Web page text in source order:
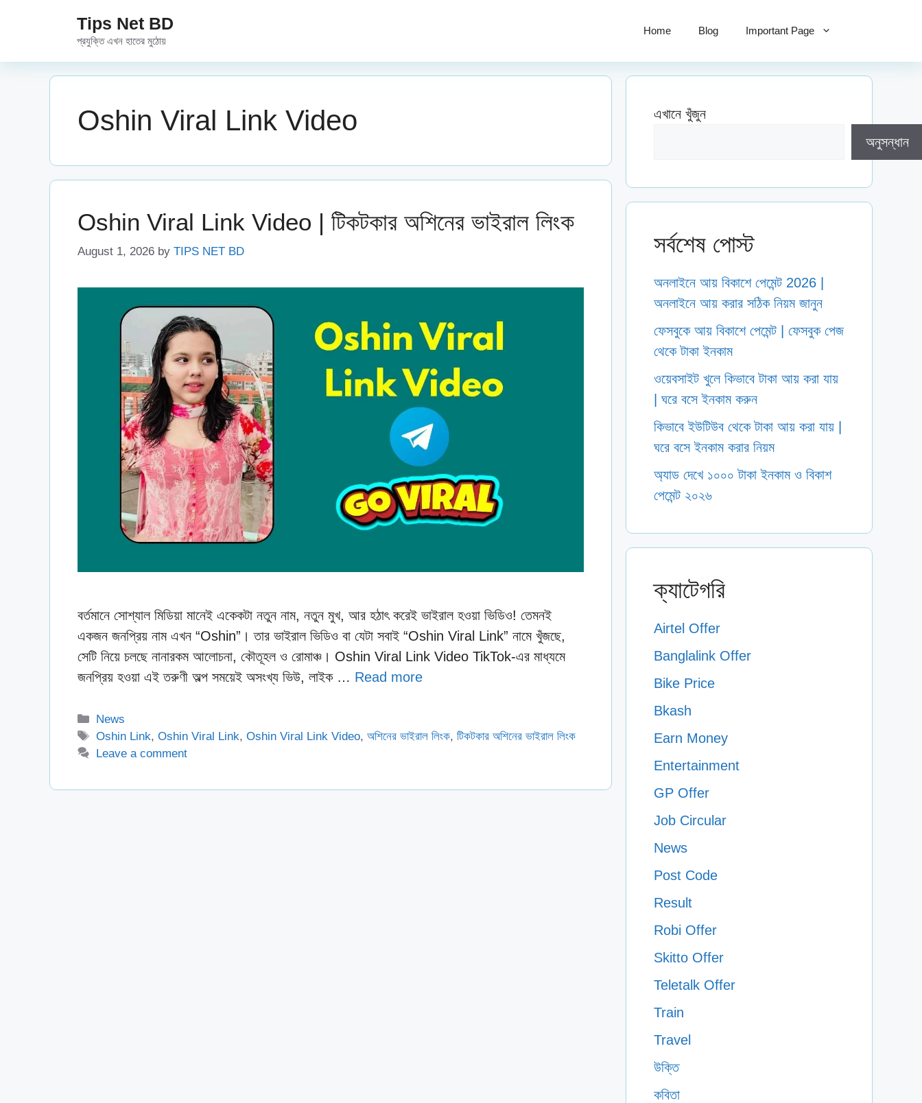
Tips Net BD
প্রযুক্তি এখন হাতের মুঠোয়
Home Blog Important Page
Oshin Viral Link Video
Oshin Viral Link Video | টিকটকার অশিনের ভাইরাল লিংক
August 1, 2026 by TIPS NET BD
বর্তমানে সোশ্যাল মিডিয়া মানেই একেকটা নতুন নাম, নতুন মুখ, আর হঠাৎ করেই ভাইরাল হওয়া ভিডিও! তেমনই
একজন জনপ্রিয় নাম এখন “Oshin”। তার ভাইরাল ভিডিও বা যেটা সবাই “Oshin Viral Link” নামে খুঁজছে,
সেটি নিয়ে চলছে নানারকম আলোচনা, কৌতূহল ও রোমাঞ্চ। Oshin Viral Link Video TikTok-এর মাধ্যমে
জনপ্রিয় হওয়া এই তরুণী অল্প সময়েই অসংখ্য ভিউ, লাইক … Read more
Categories
News
Tags
Oshin Link,Oshin Viral Link,Oshin Viral Link Video,অশিনের ভাইরাল লিংক,টিকটকার অশিনের ভাইরাল লিংক
Leave a comment
এখানে খুঁজুন
অনুসন্ধান
সর্বশেষ পোস্ট
অনলাইনে আয় বিকাশে পেমেন্ট 2026 |
অনলাইনে আয় করার সঠিক নিয়ম জানুন
ফেসবুকে আয় বিকাশে পেমেন্ট | ফেসবুক পেজ
থেকে টাকা ইনকাম
ওয়েবসাইট খুলে কিভাবে টাকা আয় করা যায়
| ঘরে বসে ইনকাম করুন
কিভাবে ইউটিউব থেকে টাকা আয় করা যায় |
ঘরে বসে ইনকাম করার নিয়ম
অ্যাড দেখে ১০০০ টাকা ইনকাম ও বিকাশ
পেমেন্ট ২০২৬
ক্যাটেগরি
Airtel Offer
Banglalink Offer
Bike Price
Bkash
Earn Money
Entertainment
GP Offer
Job Circular
News
Post Code
Result
Robi Offer
Skitto Offer
Teletalk Offer
Train
Travel
উক্তি
কবিতা